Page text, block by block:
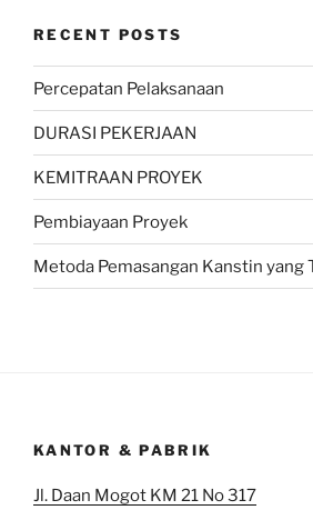
RECENT POSTS
Percepatan Pelaksanaan
DURASI PEKERJAAN
KEMITRAAN PROYEK
Pembiayaan Proyek
Metoda Pemasangan Kanstin yang
KANTOR & PABRIK
Jl. Daan Mogot KM 21 No 317